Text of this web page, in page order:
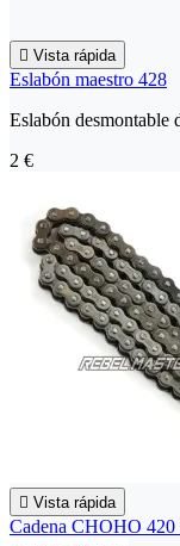
 Vista rápida
Eslabón maestro 428
Eslabón desmontable
2 €
 Vista rápida
Cadena CHOHO 420